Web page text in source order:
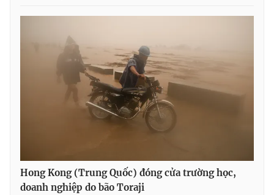
Hong Kong (Trung Quốc) đóng cửa trường học,
doanh nghiệp do bão Toraji